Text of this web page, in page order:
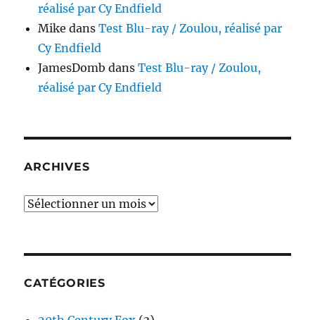
réalisé par Cy Endfield
Mike dansTest Blu-ray / Zoulou, réalisé par
Cy Endfield
JamesDomb dansTest Blu-ray / Zoulou,
réalisé par Cy Endfield
ARCHIVES
Archives
CATÉGORIES